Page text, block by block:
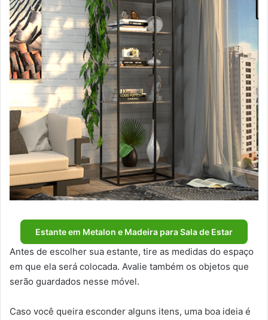
Estante em Metalon e Madeira para Sala de Estar
Antes de escolher sua estante, tire as medidas do espaço
em que ela será colocada. Avalie também os objetos que
serão guardados nesse móvel.
Caso você queira esconder alguns itens, uma boa ideia é